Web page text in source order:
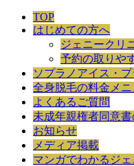
TOP
はじめての方へ
ジェニークリ
予約の取りや
ソプラノアイス・
全身脱毛の料金メ
よくあるご質問
未成年親権者同意
お知らせ
メディア掲載
マンガでわかるジ